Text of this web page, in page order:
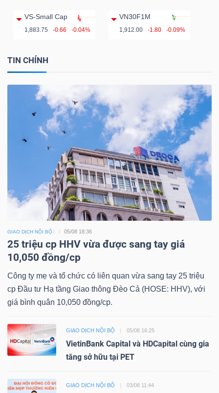
VS-Small Cap
1,883.75 -0.66 -0.04%
VN30F1M
1,912.00 -1.80 -0.09%
TIN CHÍNH
GIAO DỊCH NỘI BỘ 05/08 18:36
25 triệu cp HHV vừa được sang tay giá
10,050 đồng/cp
Công ty mẹ và tổ chức có liên quan vừa sang tay 25 triệu
cp Đầu tư Hạ tầng Giao thông Đèo Cả (HOSE: HHV), với
giá bình quân 10,050 đồng/cp.
GIAO DỊCH NỘI BỘ 05/08 16:25
VietinBank Capital và HDCapital cùng gia
tăng sở hữu tại PET
GIAO DỊCH NỘI BỘ 03/08 11:44